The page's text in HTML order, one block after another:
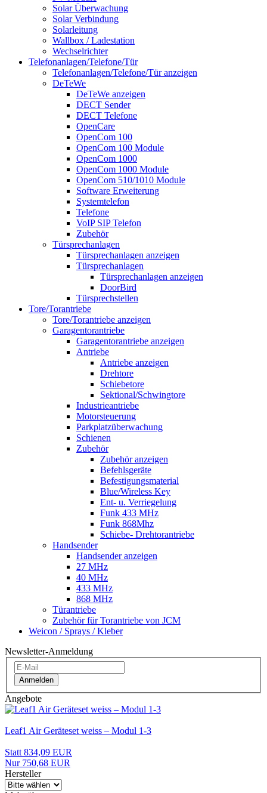
Solar Überwachung
Solar Verbindung
Solarleitung
Wallbox / Ladestation
Wechselrichter
Telefonanlagen/Telefone/Tür
Telefonanlagen/Telefone/Tür anzeigen
DeTeWe
DeTeWe anzeigen
DECT Sender
DECT Telefone
OpenCare
OpenCom 100
OpenCom 100 Module
OpenCom 1000
OpenCom 1000 Module
OpenCom 510/1010 Module
Software Erweiterung
Systemtelefon
Telefone
VoIP SIP Telefon
Zubehör
Türsprechanlagen
Türsprechanlagen anzeigen
Türsprechanlagen
Türsprechanlagen anzeigen
DoorBird
Türsprechstellen
Tore/Torantriebe
Tore/Torantriebe anzeigen
Garagentorantriebe
Garagentorantriebe anzeigen
Antriebe
Antriebe anzeigen
Drehtore
Schiebetore
Sektional/Schwingtore
Industrieantriebe
Motorsteuerung
Parkplatzüberwachung
Schienen
Zubehör
Zubehör anzeigen
Befehlsgeräte
Befestigungsmaterial
Blue/Wireless Key
Ent- u. Verriegelung
Funk 433 MHz
Funk 868Mhz
Schiebe- Drehtorantriebe
Handsender
Handsender anzeigen
27 MHz
40 MHz
433 MHz
868 MHz
Türantriebe
Zubehör für Torantriebe von JCM
Weicon / Sprays / Kleber
Newsletter-Anmeldung
Anmelden
Angebote
Leaf1 Air Geräteset weiss – Modul 1-3
Statt 834,09 EUR
Nur 750,68 EUR
Hersteller